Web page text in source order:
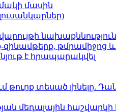
մասին
զինամթերք, թմրամիջոց
է հրապարակվել
տեսած լինելը.
մեդալային հաշվարկի